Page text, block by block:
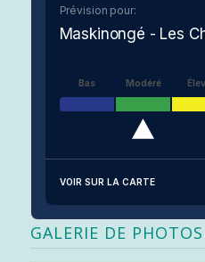
Prévision pour:
Maskinongé - Les
Bas Modéré
VOIR SUR LA CARTE
GALERIE DE PHOTOS